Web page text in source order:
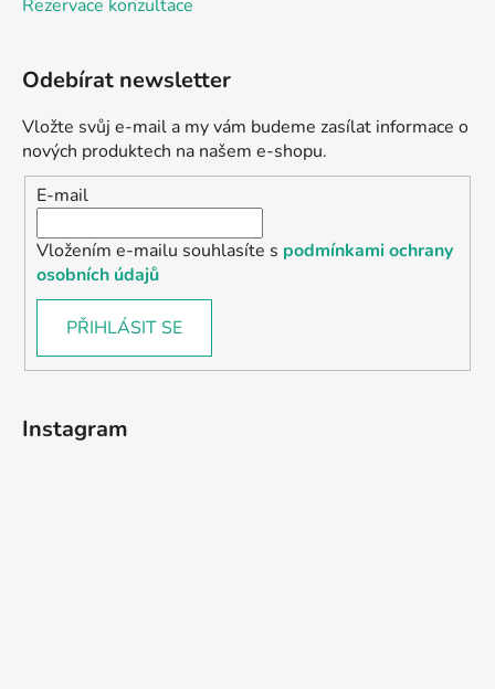
Rezervace konzultace
Odebírat newsletter
Vložte svůj e-mail a my vám budeme zasílat informace o
nových produktech na našem e-shopu.
E-mail
Vložením e-mailu souhlasíte s podmínkami ochrany
osobních údajů
PŘIHLÁSIT SE
Instagram